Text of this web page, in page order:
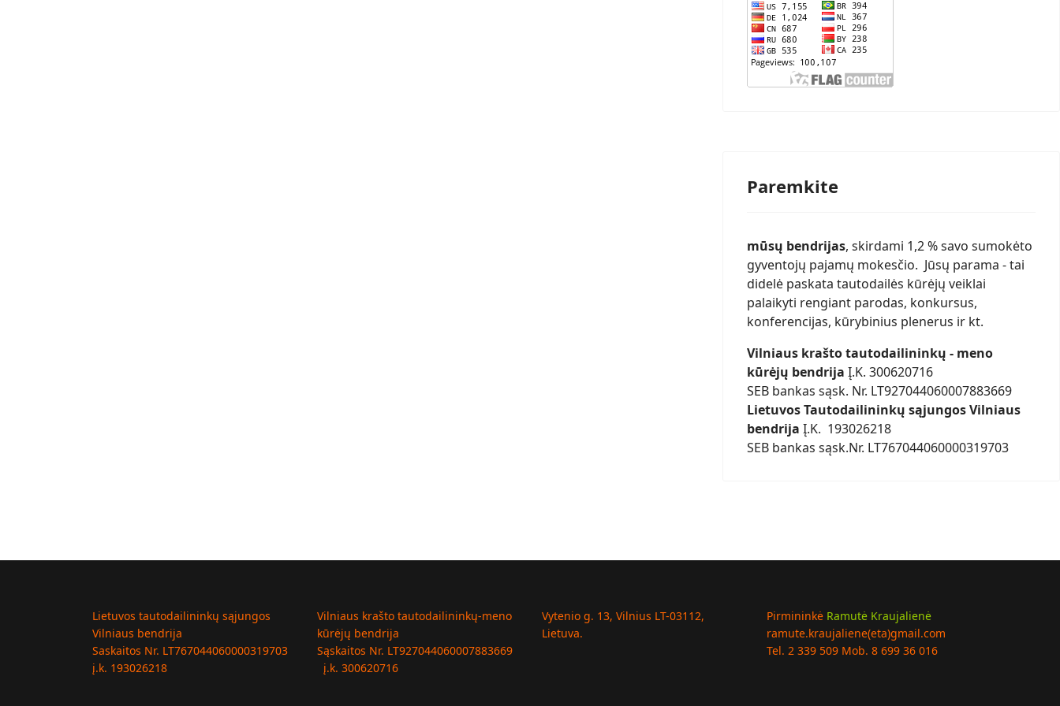
Paremkite
mūsų bendrijas, skirdami 1,2 % savo sumokėto
gyventojų pajamų mokesčio. Jūsų parama - tai
didelė paskata tautodailės kūrėjų veiklai
palaikyti rengiant parodas, konkursus,
konferencijas, kūrybinius plenerus ir kt.
Vilniaus krašto tautodailininkų - meno
kūrėjų bendrija Į.K. 300620716
SEB bankas sąsk. Nr. LT927044060007883669
Lietuvos Tautodailininkų sąjungos Vilniaus
bendrija Į.K. 193026218
SEB bankas sąsk.Nr. LT767044060000319703
Lietuvos tautodailininkų sąjungos
Vilniaus bendrija
Saskaitos Nr. LT767044060000319703
į.k. 193026218
Vilniaus krašto tautodailininkų-meno
kūrėjų bendrija
Sąskaitos Nr. LT927044060007883669
į.k. 300620716
Vytenio g. 13, Vilnius LT-03112,
Lietuva.
Pirmininkė Ramutė Kraujalienė
ramute.kraujaliene(eta)gmail.com
Tel. 2 339 509 Mob. 8 699 36 016